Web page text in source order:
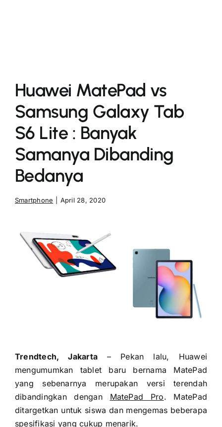
Huawei MatePad vs
Samsung Galaxy Tab
S6 Lite : Banyak
Samanya Dibanding
Bedanya
Smartphone April 28, 2020
Trendtech, Jakarta – Pekan lalu, Huawei
mengumumkan tablet baru bernama MatePad
yang sebenarnya merupakan versi terendah
dibandingkan dengan MatePad Pro. MatePad
ditargetkan untuk siswa dan mengemas beberapa
spesifikasi yang cukup menarik.